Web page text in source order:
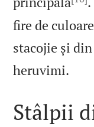
fire de
stacojie și
heruvimi.
Stâlpii